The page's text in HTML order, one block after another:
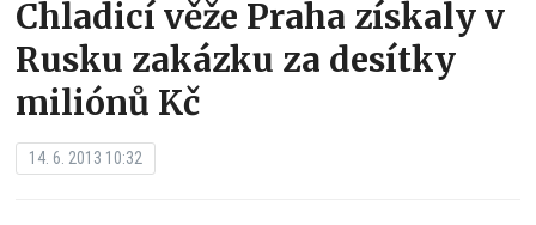
Chladicí věže Praha získaly v
Rusku zakázku za desítky
miliónů Kč
14. 6. 2013 10:32